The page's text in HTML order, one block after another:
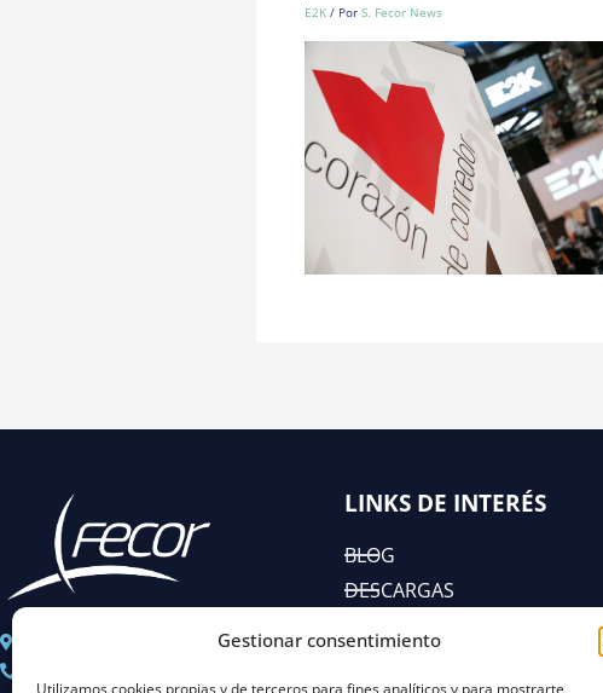
Gestionar consentimiento
Utilizamos cookies propias y de terceros para fines analíticos y para mostrarte
E2K / Por S. Fecor News
C/ José Abascal n° 44, 1°
LINKS DE INTERÉS
BLOG
DESCARGAS